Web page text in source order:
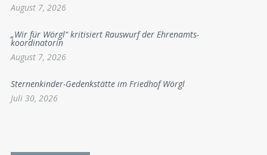
August 7, 2026
„Wir für Wörgl“ kritisiert Rauswurf der Ehrenamts-
koordinatorin
August 7, 2026
Sternenkinder-Gedenkstätte im Friedhof Wörgl
Juli 30, 2026